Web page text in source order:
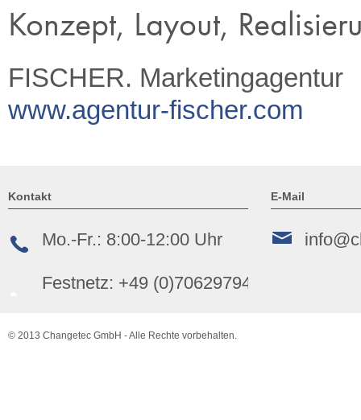
Konzept, Layout,
FISCHER. Marketingagentur
www.agentur-fischer.com
Kontakt
Mo.-Fr.: 8:00-12:00 Uhr
Festnetz: +49 (0)70629794362
E-Mail
© 2013 Changetec GmbH - Alle Rechte vorbehalten.